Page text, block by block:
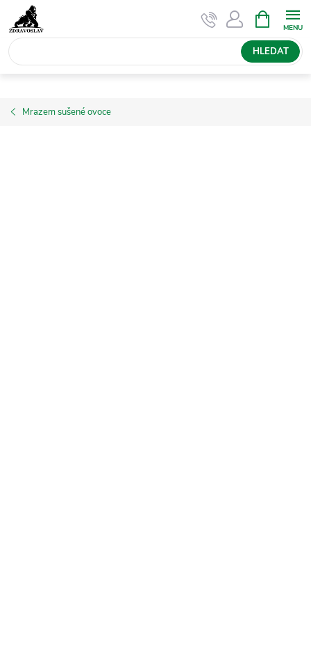
na
obsah
HLEDAT
NÁKUPNÍ
KOŠÍK
Mrazem sušené ovoce